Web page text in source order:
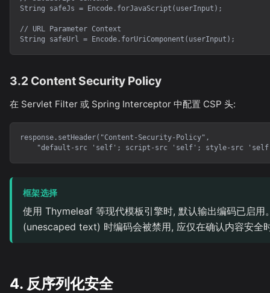
String safeJs = Encode.forJavaScript(userInput);
// URL Parameter Context
String safeUrl = Encode.forUriComponent(userInput);
3.2 Content Security Policy
在 Servlet Filter 或 Spring Interceptor 中配置 CSP 头:
response.setHeader("Content-Security-Policy",
"default-src 'self'; script-src 'self'; style-src
框架选择
使用 Thymeleaf 等现代模板引擎时, 默认输出编码已启
(unescaped text) 时编码会被禁用, 应仅在确认内容安全
4. 反序列化安全